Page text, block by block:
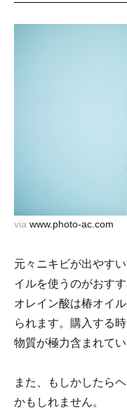
via www.photo-ac.com
元々ニキビが出やす
イルを使うのがおすす
オレイン酸は椿オイ
られます。購入する
物質が極力含まれて
また、もしかしたら
かもしれません。